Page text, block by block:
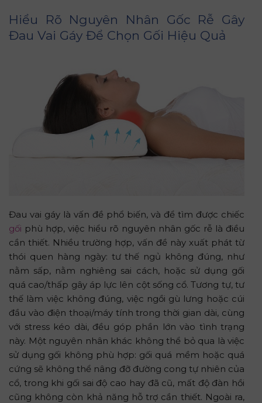
Hiểu Rõ Nguyên Nhân Gốc Rễ Gây
Đau Vai Gáy Để Chọn Gối Hiệu Quả
Đau vai gáy là vấn đề phổ biến, và để tìm được chiếc
gối phù hợp, việc hiểu rõ nguyên nhân gốc rễ là điều
cần thiết. Nhiều trường hợp, vấn đề này xuất phát từ
thói quen hàng ngày: tư thế ngủ không đúng, như
nằm sấp, nằm nghiêng sai cách, hoặc sử dụng gối
quá cao/thấp gây áp lực lên cột sống cổ. Tương tự, tư
thế làm việc không đúng, việc ngồi gù lưng hoặc cúi
đầu vào điện thoại/máy tính trong thời gian dài, cùng
với stress kéo dài, đều góp phần lớn vào tình trạng
này. Một nguyên nhân khác không thể bỏ qua là việc
sử dụng gối không phù hợp: gối quá mềm hoặc quá
cứng sẽ không thể nâng đỡ đường cong tự nhiên của
cổ, trong khi gối sai độ cao hay đã cũ, mất độ đàn hồi
cũng không còn khả năng hỗ trợ cần thiết. Ngoài ra,